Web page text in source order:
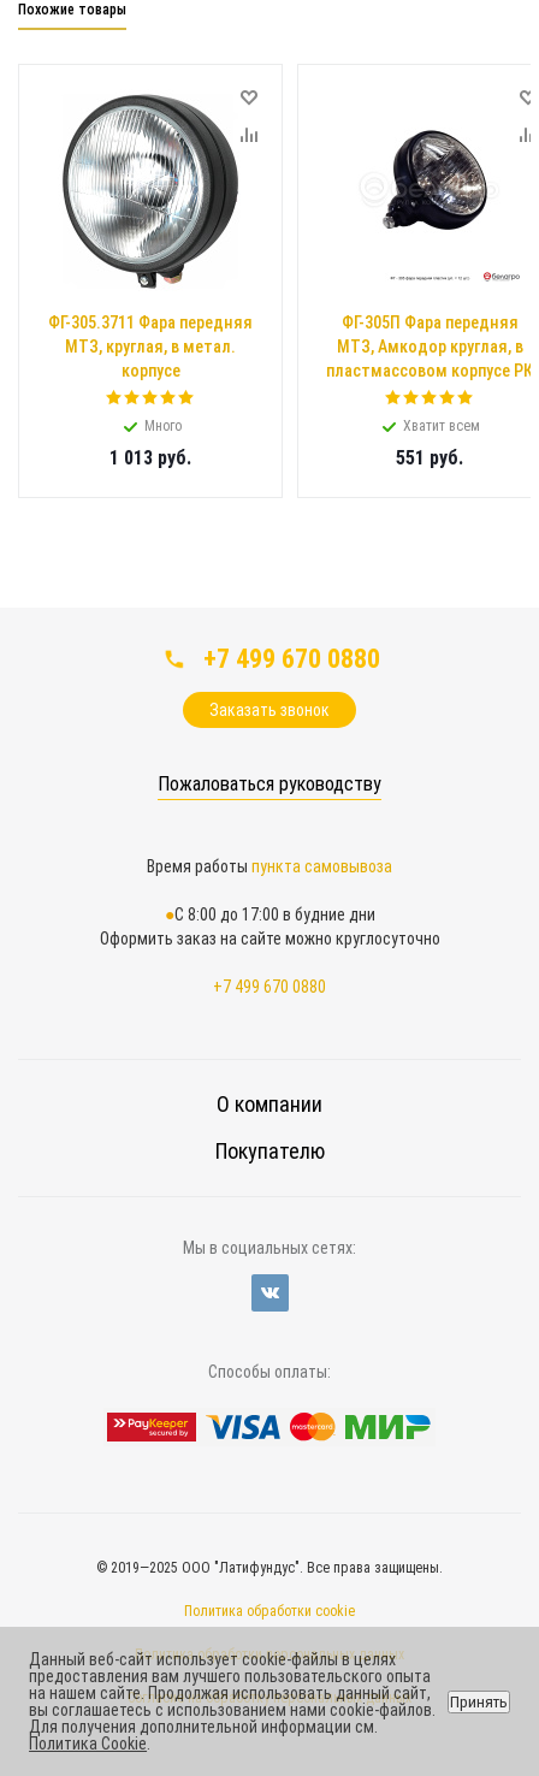
Похожие товары
ФГ-305.3711 Фара передняя
МТЗ, круглая, в метал.
корпусе
Много
1 013 руб.
ФГ-305П Фара передняя
МТЗ, Амкодор круглая, в
пластмассовом корпусе РК
Хватит всем
551 руб.
+7 499 670 0880
Заказать звонок
Пожаловаться руководству
Время работы пункта самовывоза
С 8:00 до 17:00 в будние дни
Оформить заказ на сайте можно круглосуточно
+7 499 670 0880
О компании
Покупателю
Мы в социальных сетях:
Способы оплаты:
© 2019—2025 ООО "Латифундус". Все права защищены.
Политика обработки cookie
Политика обработки персональных данных
Согласие на обработку персональных данных
Данный веб-сайт использует cookie-файлы в целях
предоставления вам лучшего пользовательского опыта
на нашем сайте. Продолжая использовать данный сайт,
вы соглашаетесь с использованием нами cookie-файлов.
Для получения дополнительной информации см.
Политика Cookie
Принять